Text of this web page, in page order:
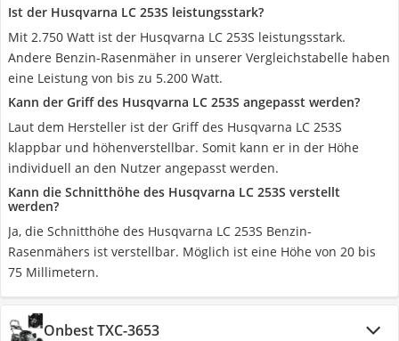
Ist der Husqvarna LC 253S leistungsstark?
Mit 2.750 Watt ist der Husqvarna LC 253S leistungsstark.
Andere Benzin-Rasenmäher in unserer Vergleichstabelle haben
eine Leistung von bis zu 5.200 Watt.
Kann der Griff des Husqvarna LC 253S angepasst werden?
Laut dem Hersteller ist der Griff des Husqvarna LC 253S
klappbar und höhenverstellbar. Somit kann er in der Höhe
individuell an den Nutzer angepasst werden.
Kann die Schnitthöhe des Husqvarna LC 253S verstellt
werden?
Ja, die Schnitthöhe des Husqvarna LC 253S Benzin-
Rasenmähers ist verstellbar. Möglich ist eine Höhe von 20 bis
75 Millimetern.
Onbest TXC-3653